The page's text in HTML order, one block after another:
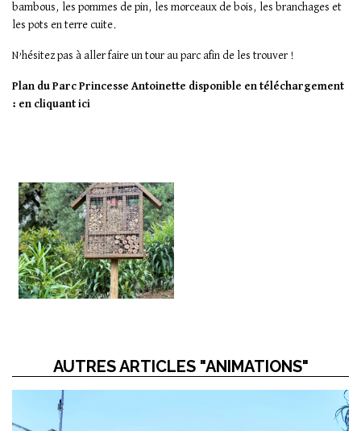
bambous, les pommes de pin, les morceaux de bois, les branchages et
les pots en terre cuite.
N’hésitez pas à aller faire un tour au parc afin de les trouver !
Plan du Parc Princesse Antoinette disponible en téléchargement
: en cliquant ici
AUTRES ARTICLES "ANIMATIONS"